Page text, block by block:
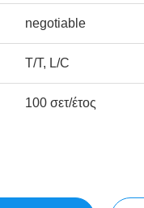
negotiable
T/T, L/C
100 σετ/έτος